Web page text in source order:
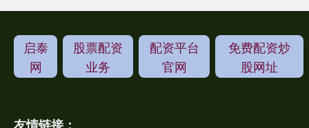
启泰
网
股票配资
业务
配资平台
官网
免费配资炒
股网址